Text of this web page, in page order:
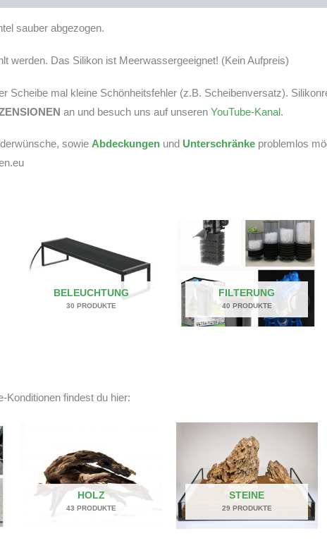
sauber abgezogen.
werden. Das Silikon ist Meerwassergeeignet! (Kein Aufpreis)
Scheibe mal kleine Schönheitsfehler (z.B. Scheibenversatz).
an und besuch uns auf unseren YouTube-Kanal.
sowie Abdeckungen und Unterschränke problemlos
BELEUCHTUNG
30 PRODUKTE
FILTERUNG
40 PRODUKTE
Konditionen findest du hier:
HOLZ
43 PRODUKTE
STEINE
29 PRODUKTE